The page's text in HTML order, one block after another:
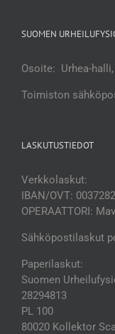
SUOMEN
Osoite: Urhea-
Toimiston
LASKUTUSTIEDOT
Verkkolaskut:
IBAN/OVT:
OPERAATTORI:
Sähköpostilaskut
Paperilaskut:
Suomen
28294813
PL 100
80020 Kollektor